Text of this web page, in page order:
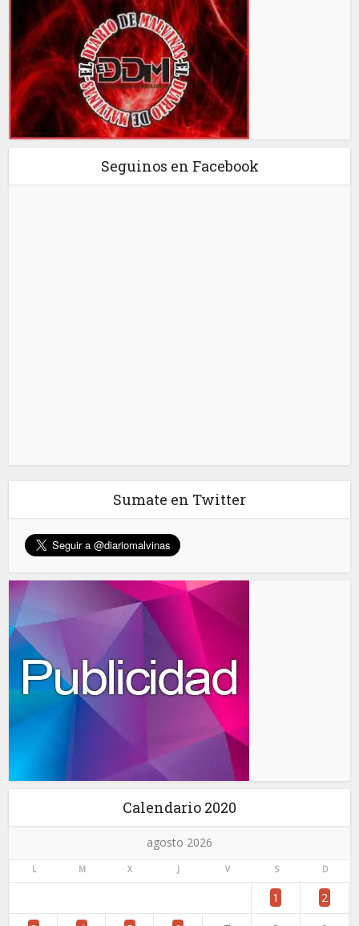
Seguinos en Facebook
Sumate en Twitter
Calendario 2020
agosto 2026
L M X J V S D
1 2